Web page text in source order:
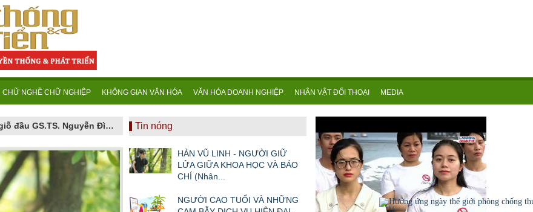
CHỮ NGHỀ CHỮ NGHIỆP KHÔNG GIAN VĂN HÓA VĂN HÓA DOANH NGHIỆP NHÂN VẬT ĐỐI THOẠI MEDIA
NGƯỜI THẦY ẤY GIỜ ĐÃ ĐI XA... (Nhân giỗ đầu GS.TS. Nguyễn Đình Tấn - 16/6/2026 tức ngày 02.5 âm lịch) Tin nóng
HÀN VŨ LINH - NGƯỜI GIỮ
LỬA GIỮA KHOA HỌC VÀ BÁO
CHÍ (Nhân...
NGƯỜI CAO TUỔI VÀ NHỮNG